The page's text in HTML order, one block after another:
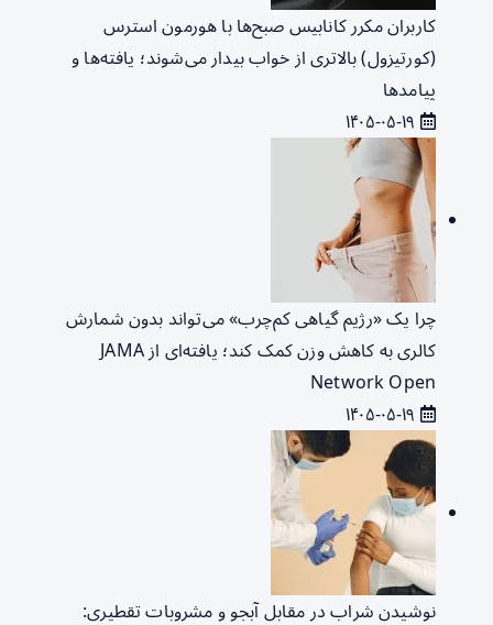
کاربران مکرر کانابیس صبح‌ها با هورمون استرس
(کورتیزول) بالاتری از خواب بیدار می‌شوند؛ یافته‌ها و
پیامدها
چرا یک «رژیم گیاهی کم‌چرب» می‌تواند بدون شمارش
کالری به کاهش وزن کمک کند؛ یافته‌ای از JAMA
Network Open
نوشیدن شراب در مقابل آبجو و مشروبات تقطیری: